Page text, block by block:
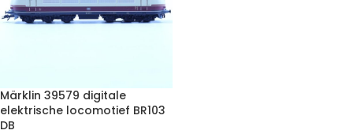
Märklin 39579 digitale
elektrische locomotief BR103
DB